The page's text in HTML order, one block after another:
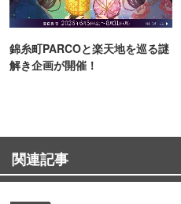
錦糸町PARCOと楽天地を巡る謎
解き企画が開催！
関連記事